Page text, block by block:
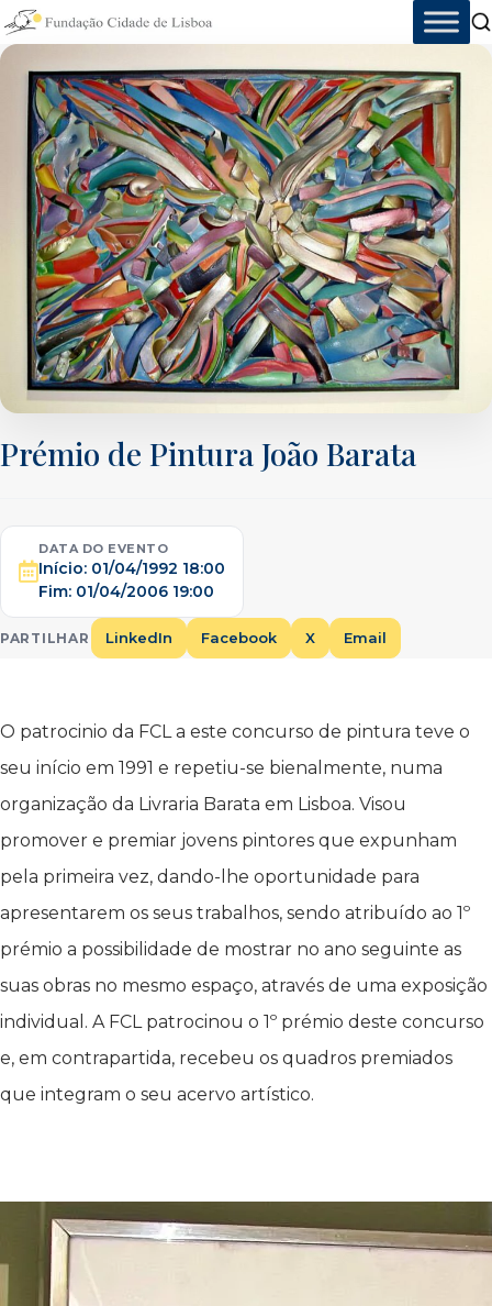
Skip
to
content
Prémio de Pintura João Barata
DATA DO EVENTO
Início: 01/04/1992 18:00
Fim: 01/04/2006 19:00
PARTILHAR LinkedIn Facebook X Email
O patrocinio da FCL a este concurso de pintura teve o
seu início em 1991 e repetiu-se bienalmente, numa
organização da Livraria Barata em Lisboa. Visou
promover e premiar jovens pintores que expunham
pela primeira vez, dando-lhe oportunidade para
apresentarem os seus trabalhos, sendo atribuído ao 1º
prémio a possibilidade de mostrar no ano seguinte as
suas obras no mesmo espaço, através de uma exposição
individual. A FCL patrocinou o 1º prémio deste concurso
e, em contrapartida, recebeu os quadros premiados
que integram o seu acervo artístico.